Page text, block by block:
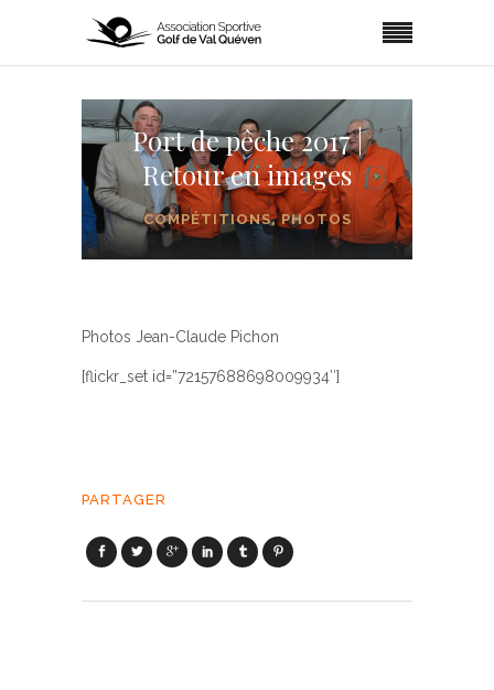
Port de pêche 2017 |
Retour en images
COMPÉTITIONS,PHOTOS
Photos Jean-Claude Pichon
[flickr_set id=”72157688698009934″]
PARTAGER